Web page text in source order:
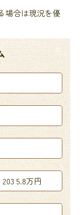
場合は現況を優